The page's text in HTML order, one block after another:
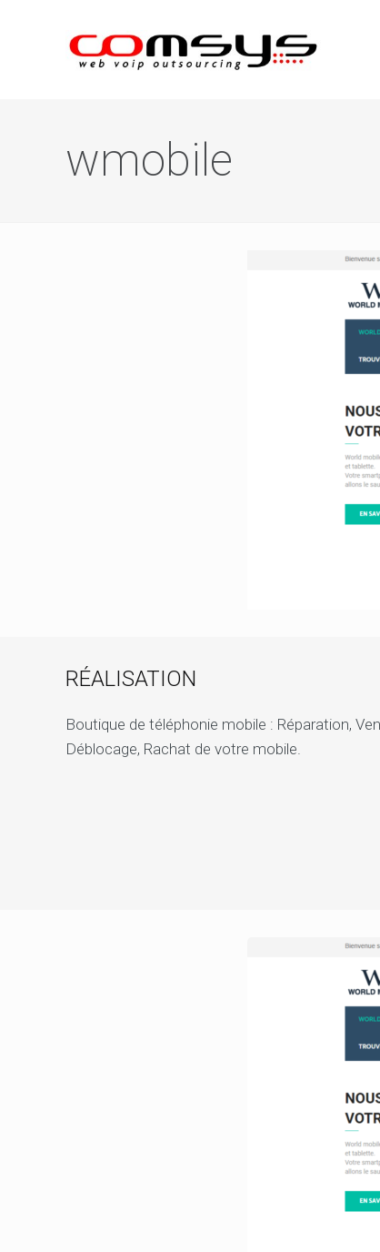
wmobile
RÉALISATION
Boutique de téléphonie mobile : Réparation,
Déblocage, Rachat de votre mobile.